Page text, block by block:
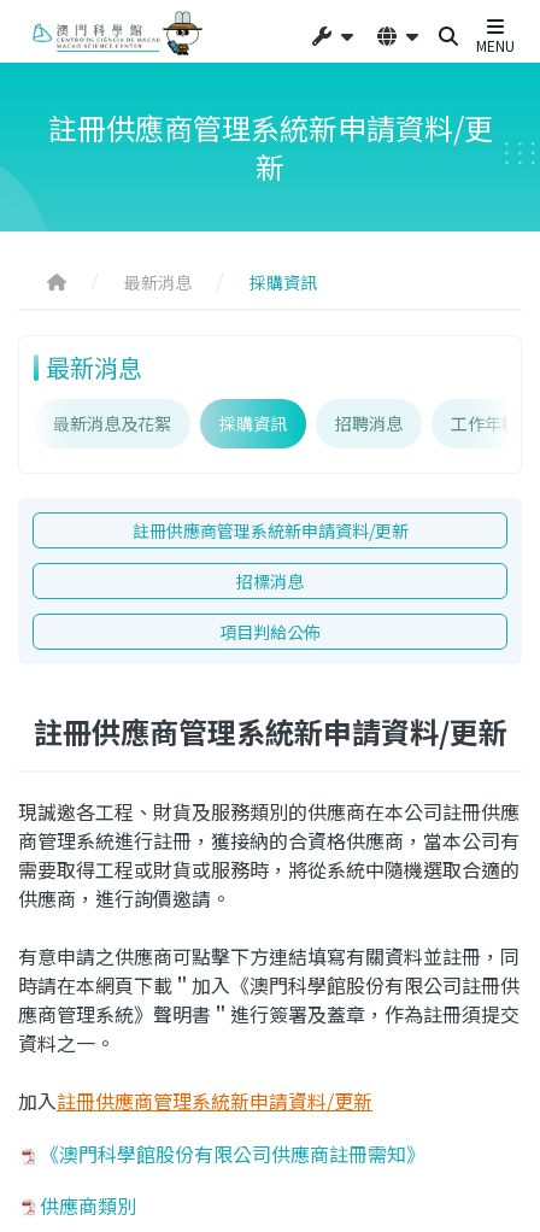
MENU
註冊供應商管理系統新申請資料/更
新
最新消息 採購資訊
最新消息
最新消息及花絮 採購資訊 招聘消息 工作年報
註冊供應商管理系統新申請資料/更新
招標消息
項目判給公佈
註冊供應商管理系統新申請資料/更新
現誠邀各工程、財貨及服務類別的供應商在本公司註冊供應
商管理系統進行註冊，獲接納的合資格供應商，當本公司有
需要取得工程或財貨或服務時，將從系統中隨機選取合適的
供應商，進行詢價邀請。
有意申請之供應商可點擊下方連結填寫有關資料並註冊，同
時請在本網頁下載＂加入《澳門科學館股份有限公司註冊供
應商管理系統》聲明書＂進行簽署及蓋章，作為註冊須提交
資料之一。
加入註冊供應商管理系統新申請資料/更新
《澳門科學館股份有限公司供應商註冊需知》
供應商類別